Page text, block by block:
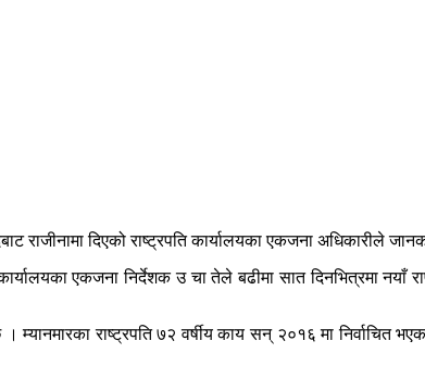
दिएको राष्ट्रपति कार्यालयका एकजना अधिकारीले
एकजना निर्देशक उ चा तेले बढीमा सात दिनभित्रमा नयाँ
म्यानमारका राष्ट्रपति ७२ वर्षीय काय सन् २०१६ मा